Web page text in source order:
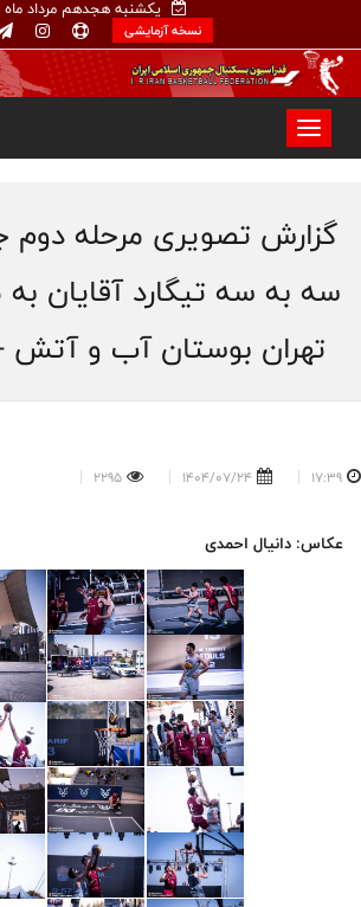
یکشنبه هجدهم مرداد ماه
نسخه آزمایشی
گزارش تصویری مرحله دوم
سه به سه تیگارد آقایان
تهران بوستان آب و
17:39
1404/07/24
2295
عکاس: دانیال احمدی